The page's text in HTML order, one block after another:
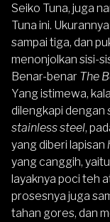
Seiko Tuna, juga
Tuna ini.
sampai tiga, dan
menonjolkan sisi-
Benar-benar The
Yang istimewa,
dilengkapi dengan
stainless steel,
yang diberi lapisan
yang canggih,
layaknya poci teh
prosesnya juga
tahan gores, dan